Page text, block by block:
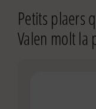
Petits plaers
Valen molt la